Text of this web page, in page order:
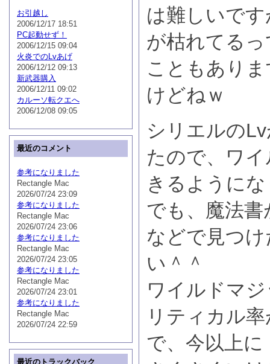
は難しいで
が枯れてるっ
こともあり
けどねｗ
シリエルの
たので、ワ
きるように
でも、魔法
などで見つ
い＾＾
ワイルドマ
リティカル
で、今以上に
お引越し
2006/12/17 18:51
PC起動せず！
2006/12/15 09:04
火炎でのLvあげ
2006/12/12 09:13
新武器購入
2006/12/11 09:02
カルーソ転クエへ
2006/12/08 09:05
最近のコメント
参考になりました
Rectangle Mac
2026/07/24 23:09
参考になりました
Rectangle Mac
2026/07/24 23:06
参考になりました
Rectangle Mac
2026/07/24 23:05
参考になりました
Rectangle Mac
2026/07/24 23:01
参考になりました
Rectangle Mac
2026/07/24 22:59
最近のトラックバック